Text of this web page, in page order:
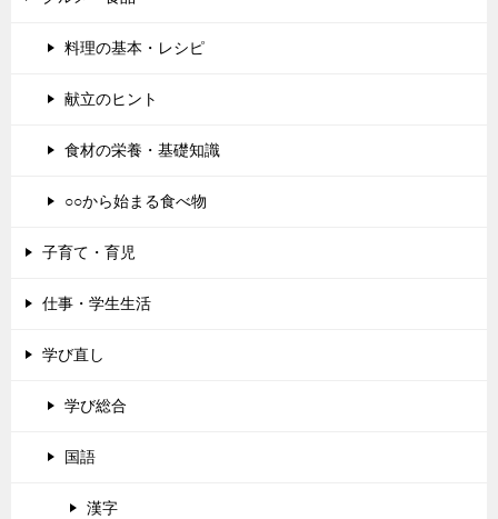
料理の基本・レシピ
献立のヒント
食材の栄養・基礎知識
○○から始まる食べ物
子育て・育児
仕事・学生生活
学び直し
学び総合
国語
漢字